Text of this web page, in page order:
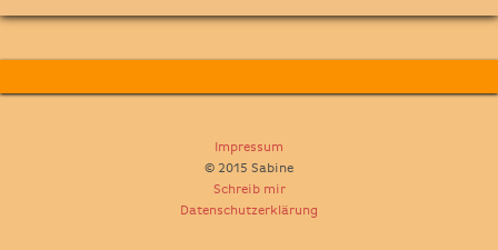
Impressum
© 2015 Sabine
Schreib mir
Datenschutzerklärung